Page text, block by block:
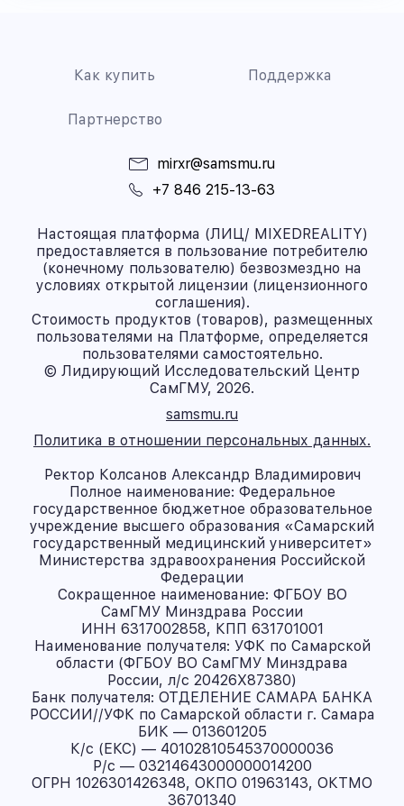
Как купить Поддержка
Партнерство
mirxr@samsmu.ru
+7 846 215-13-63
Настоящая платформа (ЛИЦ/ MIXEDREALITY)
предоставляется в пользование потребителю
(конечному пользователю) безвозмездно на
условиях открытой лицензии (лицензионного
соглашения).
Стоимость продуктов (товаров), размещенных
пользователями на Платформе, определяется
пользователями самостоятельно.
© Лидирующий Исследовательский Центр
СамГМУ, 2026.
samsmu.ru
Политика в отношении персональных данных.
Ректор Колсанов Александр Владимирович
Полное наименование: Федеральное
государственное бюджетное образовательное
учреждение высшего образования «Самарский
государственный медицинский университет»
Министерства здравоохранения Российской
Федерации
Сокращенное наименование: ФГБОУ ВО
СамГМУ Минздрава России
ИНН 6317002858, КПП 631701001
Наименование получателя: УФК по Самарской
области (ФГБОУ ВО СамГМУ Минздрава
России, л/с 20426X87380)
Банк получателя: ОТДЕЛЕНИЕ САМАРА БАНКА
РОССИИ//УФК по Самарской области г. Самара
БИК — 013601205
К/с (ЕКС) — 40102810545370000036
Р/с — 03214643000000014200
ОГРН 1026301426348, ОКПО 01963143, ОКТМО
36701340